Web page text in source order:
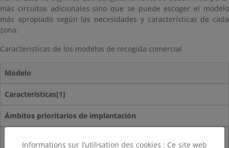
más circuitos adicionales sino que se puede escoger el modelo
más apropiado según las necesidades y características de cada
zona:
Características de los modelos de recogida comercial
Modelo
Características[1]
Ámbitos prioritarios de implantación
Informations sur l’utilisation des cookies : Ce site web